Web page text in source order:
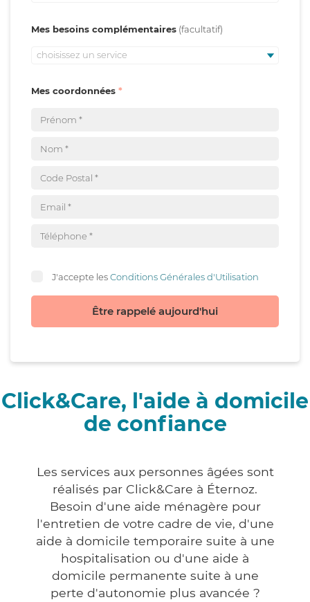
Mes besoins complémentaires
choisissez un service
Mes coordonnées
J'accepte lesConditions Générales d'Utilisation
Être rappelé aujourd'hui
Click&Care, l'aide à domicile
de confiance
Les services aux personnes âgées sont
réalisés par Click&Care à Éternoz.
Besoin d'une aide ménagère pour
l'entretien de votre cadre de vie, d'une
aide à domicile temporaire suite à une
hospitalisation ou d'une aide à
domicile permanente suite à une
perte d'autonomie plus avancée ?